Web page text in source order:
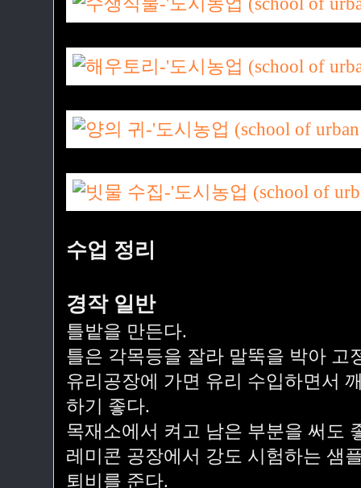
수업 정리
경작 일반
틀밭을 만든다.
틀은 각목등을 잘라 말뚝을 박아 고
유리공장에 가면 유리 수입하면서
하기 좋다.
목재소에서 켜고 남은 부분을 써도
레미콘 공장에서 강도 시험하는 샘
퇴비를 준다.